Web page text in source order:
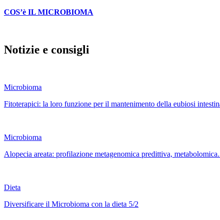
COS’è IL MICROBIOMA
Notizie e consigli
Microbioma
Fitoterapici: la loro funzione per il mantenimento della eubiosi
Microbioma
Alopecia areata: profilazione metagenomica predittiva,
Dieta
Diversificare il Microbioma con la dieta 5/2